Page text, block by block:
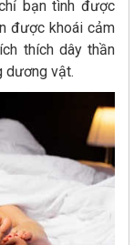
bạn tình được
được khoái cảm
thích dây thần
dương vật.